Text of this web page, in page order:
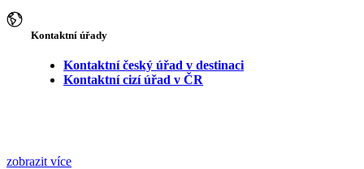
Kontaktní úřady
Kontaktní český úřad v destinaci
Kontaktní cizí úřad v ČR
zobrazit více